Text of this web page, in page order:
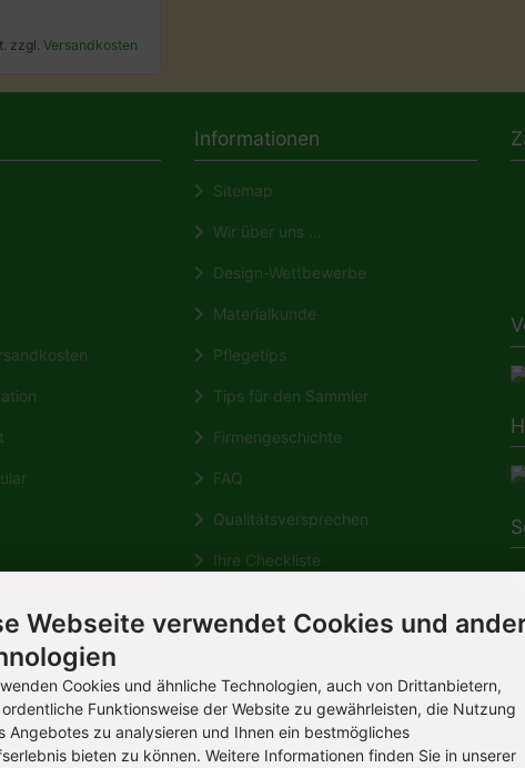
zzgl. Versandkosten
Informationen
Sitemap
Wir über uns ...
Design-Wettbewerbe
Materialkunde
Pflegetips
Tips für den Sammler
Firmengeschichte
FAQ
Qualitätsversprechen
Ihre Checkliste
Wikipedia
Webseite verwendet Cookies und
Cookies und ähnliche Technologien, auch von Drittanbietern,
Funktionsweise der Website zu gewährleisten, die Nutzung
Angebotes zu analysieren und Ihnen ein bestmögliches
bieten zu können. Weitere Informationen finden Sie in unserer